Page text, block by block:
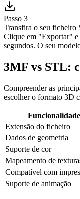
Passo 3
Transfira o seu ficheiro
Clique em "Exportar" e
segundos. O seu
3MF vs STL:
Compreender as
escolher o formato 3D
Funcionalidade
Extensão do ficheiro
Dados de geometria
Suporte de cor
Mapeamento de
Compatível com
Suporte de animação